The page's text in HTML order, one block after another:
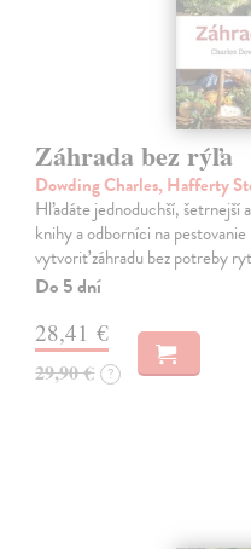
Záhrada bez rýľa
Dowding Charles, Hafferty
Hľadáte jednoduchší, šetrnejší
knihy a odborníci na
vytvoriť záhradu bez potreby
Do 5 dní
28,41 €
29,90 € ?